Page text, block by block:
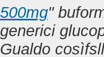
500mg"
generici
Gualdo